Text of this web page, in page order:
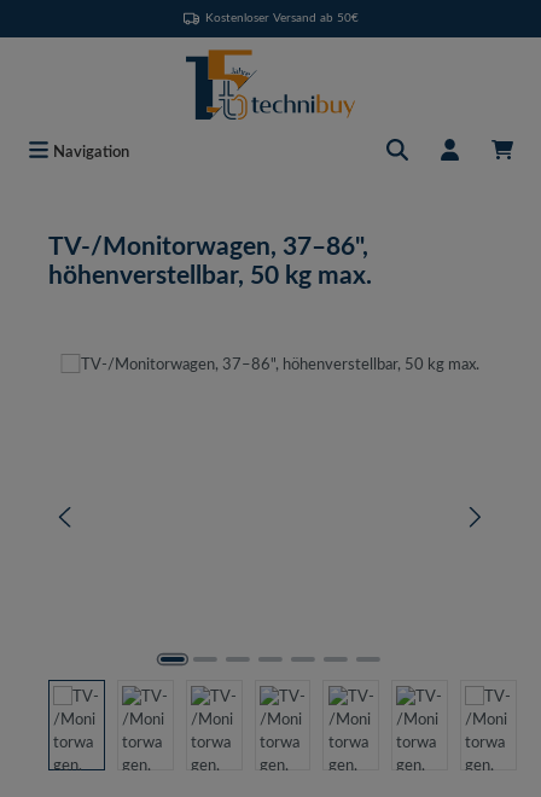
Kostenloser Versand ab 50€
Navigation
TV-/Monitorwagen, 37–86",
höhenverstellbar, 50 kg max.
Bildergalerie überspringen